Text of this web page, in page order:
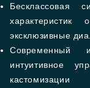
Бесклассовая
характеристик
эксклюзивные
Современный
интуитивное
кастомизации